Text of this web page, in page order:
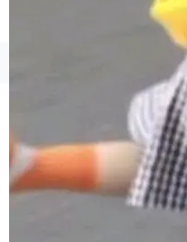
©OSCHINA(OSChina.NET)